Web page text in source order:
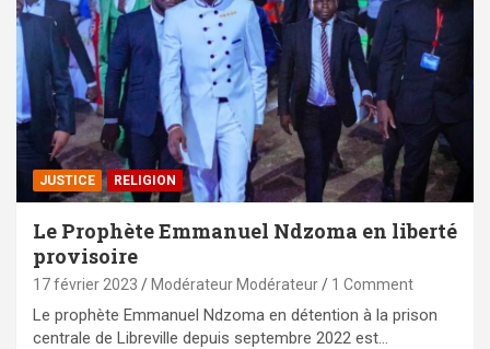
JUSTICE RELIGION
Le Prophète Emmanuel Ndzoma en liberté
provisoire
17 février 2023 Modérateur Modérateur 1 Comment
Le prophète Emmanuel Ndzoma en détention à la prison
centrale de Libreville depuis septembre 2022 est…